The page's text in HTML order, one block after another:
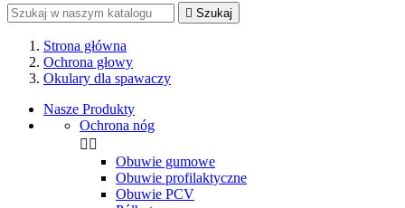
 Szukaj
Strona główna
Ochrona głowy
Okulary dla spawaczy
Nasze Produkty
Ochrona nóg
 
Obuwie gumowe
Obuwie profilaktyczne
Obuwie PCV